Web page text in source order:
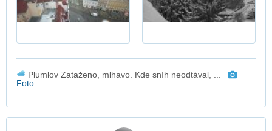
Plumlov Zataženo, mlhavo. Kde sníh neodtával, ...
Foto